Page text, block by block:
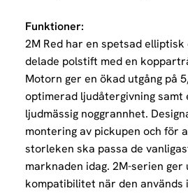
Funktioner:
2M Red har en spetsad elliptisk
delade polstift med en
Motorn ger en ökad utgång på
optimerad ljudåtergivning samt
ljudmässig noggrannhet.
montering av pickupen och för
storleken ska passa de
marknaden idag. 2M-serien
kompatibilitet när den används